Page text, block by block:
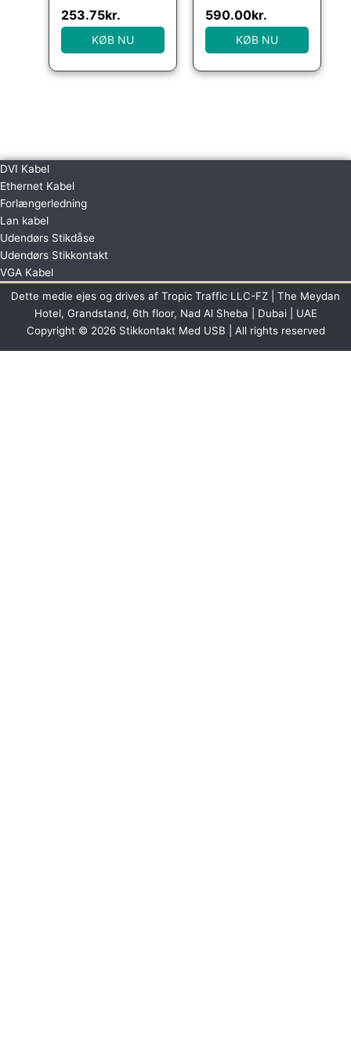
253.75kr.
KØB NU
590.00kr.
KØB NU
DVI Kabel
Ethernet Kabel
Forlængerledning
Lan kabel
Udendørs Stikdåse
Udendørs Stikkontakt
VGA Kabel
Dette medie ejes og drives af Tropic Traffic LLC-FZ | The Meydan
Hotel, Grandstand, 6th floor, Nad Al Sheba | Dubai | UAE
Copyright © 2026 Stikkontakt Med USB | All rights reserved